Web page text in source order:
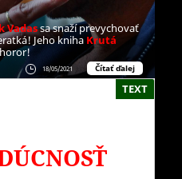
Vadassa snaží prevychovať
Jeho kniha Krutá
18/05/2021 Čítať ďalej
TEXT